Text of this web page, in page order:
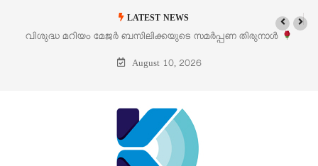
LATEST NEWS
‘പെറ്റൽസ്’ ലൈഫ് സ്റ്റൈൽ എക്സിബിഷനും സെയിലും ഓഗസ്റ്റ് 8-ന്
പെരുമാനൂരിൽ
August 10, 2026